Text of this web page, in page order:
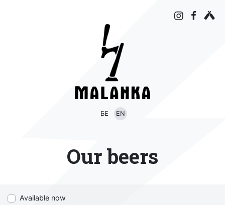
БЕ EN
Our beers
Available now